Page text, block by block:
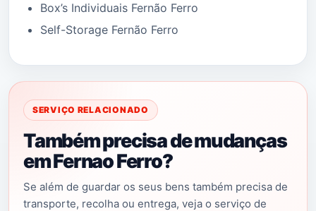
Box’s Individuais Fernão Ferro
Self-Storage Fernão Ferro
SERVIÇO RELACIONADO
Também precisa de mudanças
em Fernao Ferro?
Se além de guardar os seus bens também precisa de
transporte, recolha ou entrega, veja o serviço de